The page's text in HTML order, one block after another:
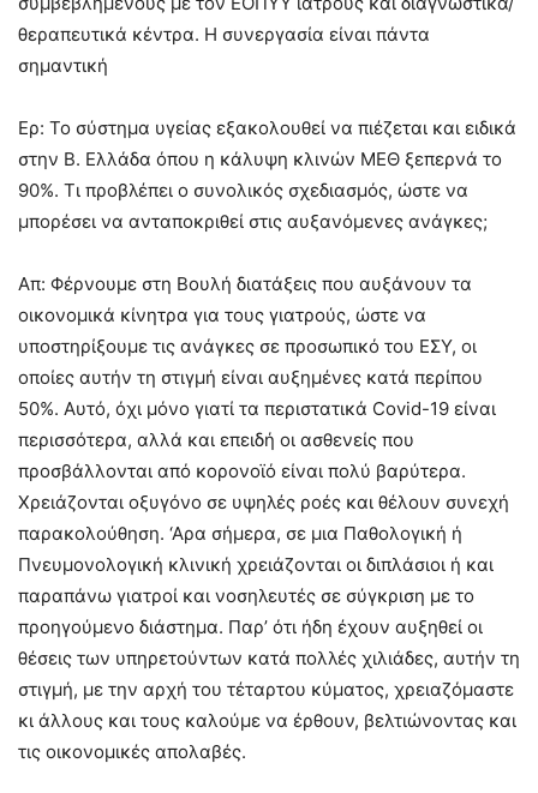
θεραπευτικά κέντρα. Η συνεργασία είναι πάντα
σημαντική
Ερ: Το σύστημα υγείας εξακολουθεί να πιέζεται και ειδικά
στην Β. Ελλάδα όπου η κάλυψη κλινών ΜΕΘ ξεπερνά το
90%. Τι προβλέπει ο συνολικός σχεδιασμός, ώστε να
μπορέσει να ανταποκριθεί στις αυξανόμενες ανάγκες;
Απ: Φέρνουμε στη Βουλή διατάξεις που αυξάνουν τα
οικονομικά κίνητρα για τους γιατρούς, ώστε να
υποστηρίξουμε τις ανάγκες σε προσωπικό του ΕΣΥ, οι
οποίες αυτήν τη στιγμή είναι αυξημένες κατά περίπου
50%. Αυτό, όχι μόνο γιατί τα περιστατικά Covid-19 είναι
περισσότερα, αλλά και επειδή οι ασθενείς που
προσβάλλονται από κορονοϊό είναι πολύ βαρύτερα.
Χρειάζονται οξυγόνο σε υψηλές ροές και θέλουν συνεχή
παρακολούθηση. ‘Αρα σήμερα, σε μια Παθολογική ή
Πνευμονολογική κλινική χρειάζονται οι διπλάσιοι ή και
παραπάνω γιατροί και νοσηλευτές σε σύγκριση με το
προηγούμενο διάστημα. Παρ’ ότι ήδη έχουν αυξηθεί οι
θέσεις των υπηρετούντων κατά πολλές χιλιάδες, αυτήν τη
στιγμή, με την αρχή του τέταρτου κύματος, χρειαζόμαστε
κι άλλους και τους καλούμε να έρθουν, βελτιώνοντας και
τις οικονομικές απολαβές.